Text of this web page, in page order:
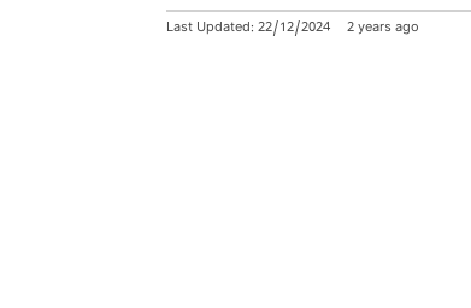
Last Updated: 22/12/2024 2 years ago